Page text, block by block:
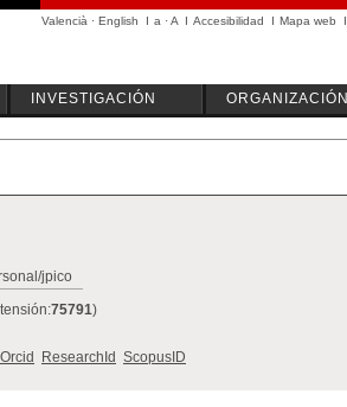
Valencià · English I a ·A I Accesibilidad I Mapa web I
INVESTIGACIÓN ORGANIZACIÓN
jpico
75791)
Orcid ResearchId ScopusID